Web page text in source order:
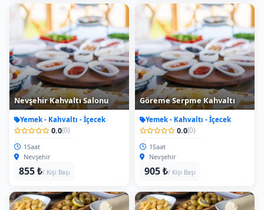
Nevşehir Kahvaltı Salonu
Yemek - Kahvaltı - İçecek
0.0(0)
1Saat
Nevşehir
855 ₺/ Kişi Başı
Göreme Serpme Kahvaltı
Yemek - Kahvaltı - İçecek
0.0(0)
1Saat
Nevşehir
905 ₺/ Kişi Başı